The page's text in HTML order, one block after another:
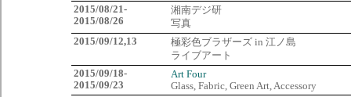
2015/08/21-
2015/08/26
湘南デジ研
写真
2015/09/12,13
極彩色ブラザーズ in 江ノ島
ライブアート
2015/09/18-
2015/09/23
Art Four
Glass, Fabric, Green Art, Accessory